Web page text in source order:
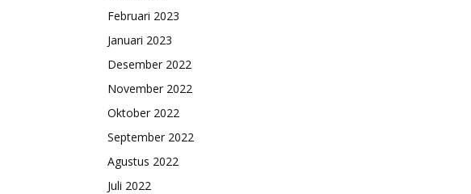
Februari 2023
Januari 2023
Desember 2022
November 2022
Oktober 2022
September 2022
Agustus 2022
Juli 2022